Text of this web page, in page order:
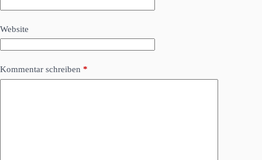
Website
Kommentar schreiben *